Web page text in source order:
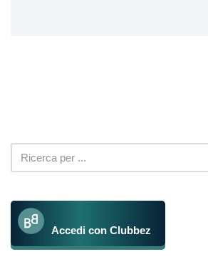
Accedi con Clubbez